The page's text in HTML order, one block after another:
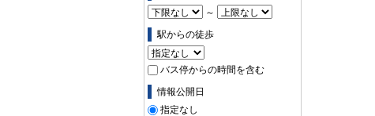
～
駅からの徒歩
バス停からの時間を含む
情報公開日
指定なし